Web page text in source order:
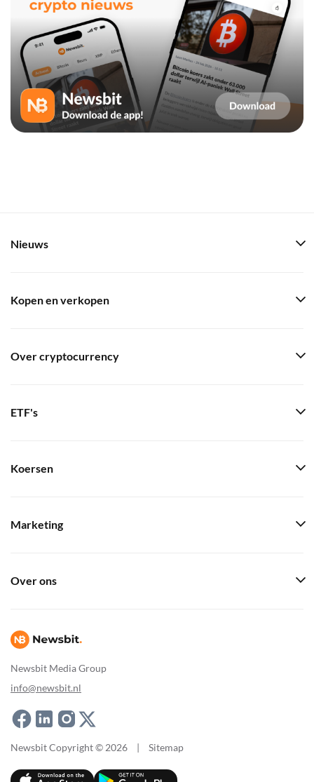
Newsbit Media Group
info@newsbit.nl
Nieuws
Kopen en verkopen
Over cryptocurrency
ETF's
Koersen
Marketing
Over ons
Newsbit Copyright © 2026 | Sitemap